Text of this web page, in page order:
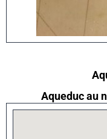
Aqueduc au